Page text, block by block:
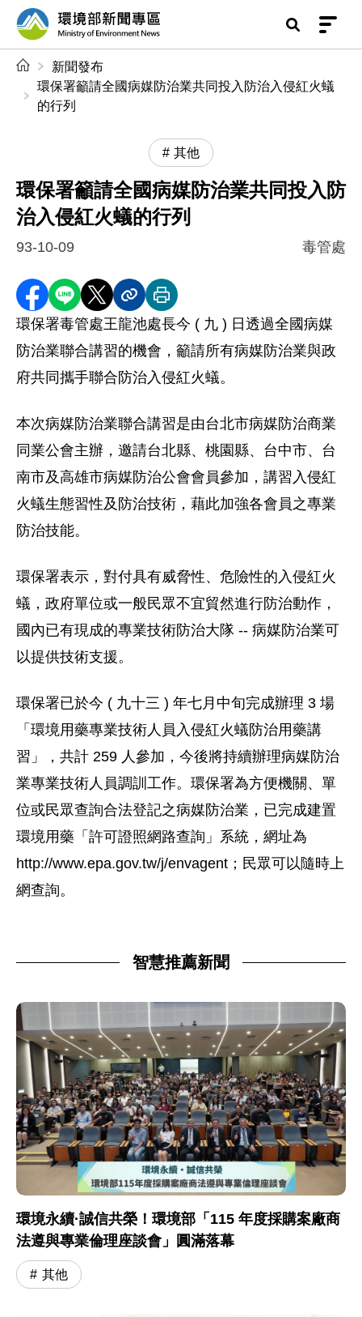
前往中央內容區塊
環境部新聞專區
新聞發布
環保署籲請全國病媒防治業共同投入防治入侵紅火蟻
的行列
其他
環保署籲請全國病媒防治業共同投入防
治入侵紅火蟻的行列
93-10-09 毒管處
分享至 Facebook
分享到 LINE
分享到 X分享內容連結
列印本頁
環保署毒管處王龍池處長今 ( 九 ) 日透過全國病媒
防治業聯合講習的機會，籲請所有病媒防治業與政
府共同攜手聯合防治入侵紅火蟻。
本次病媒防治業聯合講習是由台北市病媒防治商業
同業公會主辦，邀請台北縣、桃園縣、台中市、台
南市及高雄市病媒防治公會會員參加，講習入侵紅
火蟻生態習性及防治技術，藉此加強各會員之專業
防治技能。
環保署表示，對付具有威脅性、危險性的入侵紅火
蟻，政府單位或一般民眾不宜貿然進行防治動作，
國內已有現成的專業技術防治大隊 -- 病媒防治業可
以提供技術支援。
環保署已於今 ( 九十三 ) 年七月中旬完成辦理 3 場
「環境用藥專業技術人員入侵紅火蟻防治用藥講
習」，共計 259 人參加，今後將持續辦理病媒防治
業專業技術人員調訓工作。環保署為方便機關、單
位或民眾查詢合法登記之病媒防治業，已完成建置
環境用藥「許可證照網路查詢」系統，網址為
http://www.epa.gov.tw/j/envagent；民眾可以隨時上
網查詢。
智慧推薦新聞
環境永續·誠信共榮！環境部「115 年度採購案廠商
法遵與專業倫理座談會」圓滿落幕
其他